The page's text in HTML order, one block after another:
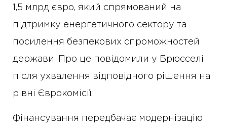
1,5 млрд євро, який спрямований на
підтримку енергетичного сектору та
посилення безпекових спроможностей
держави. Про це повідомили у Брюсселі
після ухвалення відповідного рішення на
рівні Єврокомісії.
Фінансування передбачає модернізацію